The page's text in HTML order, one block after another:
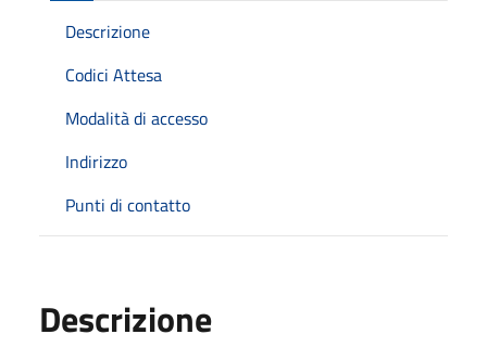
Descrizione
Codici Attesa
Modalità di accesso
Indirizzo
Punti di contatto
Descrizione